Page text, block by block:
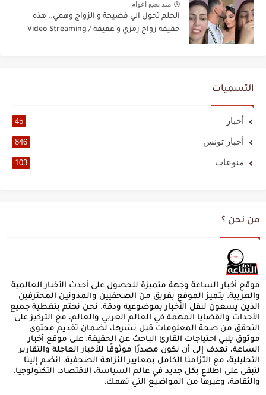
منذ بضع اعوام
الحلم تحول الي فضيحة و الزواج وهمي.. هذه
حقيقة زواج رمزي و عفيفة / Video Streaming
التسميات
أخبار 45
أخبار تونس 846
منوعات 103
من نحن ؟
موقع أخبار الساعة وجهة متميزة للحصول على أحدث الأخبار العالمية
والعربية. يتميز الموقع بفريق من الصحفيين والمدونين المحترفين
الذين يسعون لنقل الأخبار بموضوعية ودقة. نحن نهتم بتغطية جميع
الأحداث والقضايا المهمة في العالم العربي والعالم، مع التركيز على
التحقق من صحة المعلومات قبل نشرها، لضمان تقديم محتوى
موثوق يلبي احتياجات القارئ الباحث عن الحقيقة. على موقع أخبار
الساعة، نهدف إلى أن نكون مصدرًا موثوقًا للأخبار العاجلة والتقارير
التحليلية، مع التزامنا الكامل بمعايير النزاهة الصحفية. انضم إلينا
لتبقى على اطلاع بكل جديد في عالم السياسة، الاقتصاد، التكنولوجيا،
والثقافة، وغيرها من المواضيع التي تهمك.